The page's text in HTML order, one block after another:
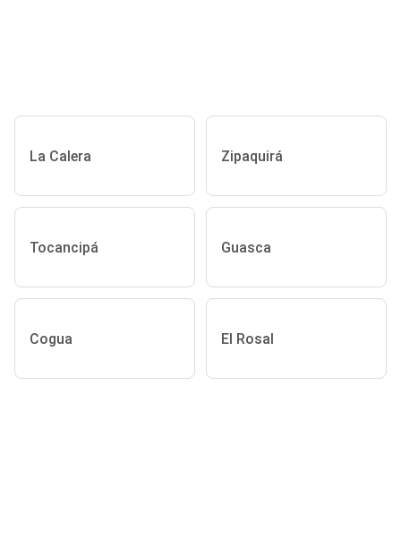
La Calera Zipaquirá
Tocancipá Guasca
Cogua El Rosal